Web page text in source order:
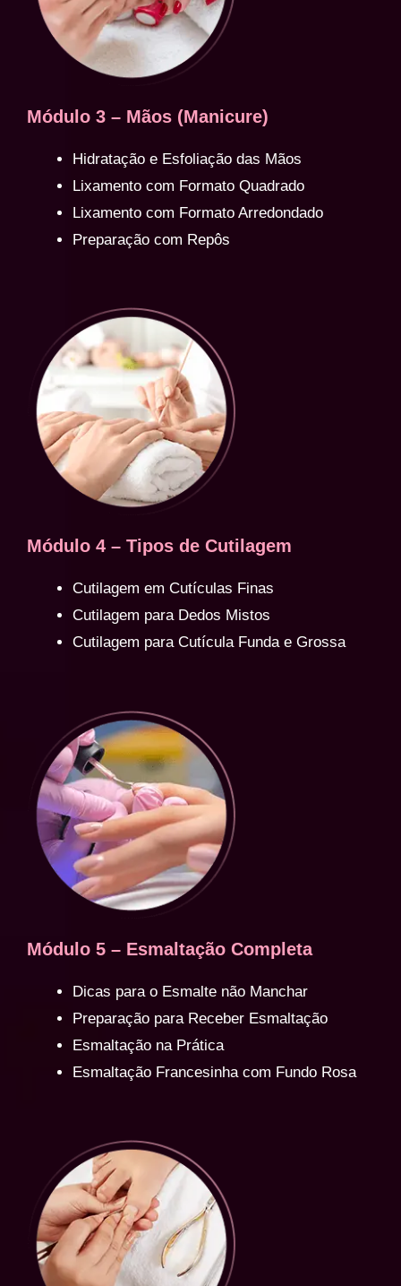
Módulo 3 – Mãos (Manicure)
Hidratação e Esfoliação das Mãos
Lixamento com Formato Quadrado
Lixamento com Formato Arredondado
Preparação com Repôs
Módulo 4 – Tipos de Cutilagem
Cutilagem em Cutículas Finas
Cutilagem para Dedos Mistos
Cutilagem para Cutícula Funda e Grossa
Módulo 5 – Esmaltação Completa
Dicas para o Esmalte não Manchar
Preparação para Receber Esmaltação
Esmaltação na Prática
Esmaltação Francesinha com Fundo Rosa